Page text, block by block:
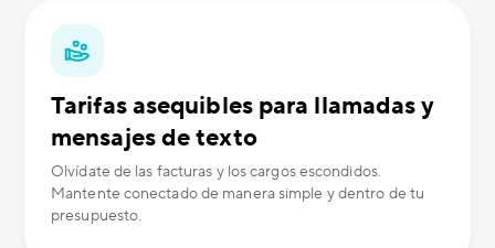
Tarifas asequibles para llamadas y
mensajes de texto
Olvídate de las facturas y los cargos escondidos.
Mantente conectado de manera simple y dentro de tu
presupuesto.